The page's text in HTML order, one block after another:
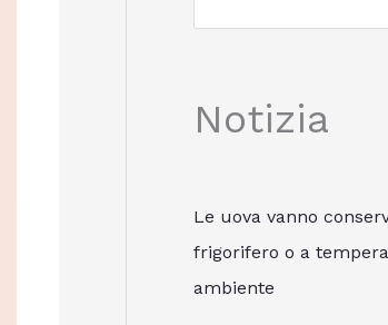
Notizia
Le uova vanno
frigorifero o a
ambiente